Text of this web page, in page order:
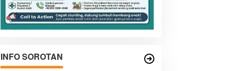
INFO SOROTAN